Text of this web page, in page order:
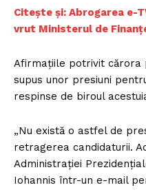
Citește și: Abrogarea e-
vrut Ministerul de
Afirmațiile potrivit cărora
supus unor presiuni
respinse de biroul
„Nu există o astfel de
retragerea candidaturii.
Administrației
Iohannis într-un e-mail